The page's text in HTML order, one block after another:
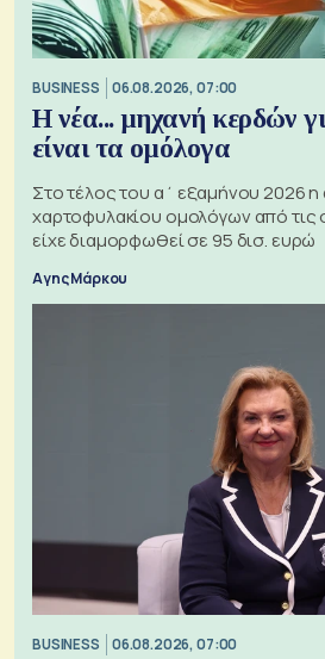
BUSINESS 06.08.2026, 07:00
Η νέα... μηχανή κερδών
είναι τα ομόλογα
Στο τέλος του α΄ εξαμήνου 2026 η
χαρτοφυλακίου ομολόγων από τις
είχε διαμορφωθεί σε 95 δισ. ευρώ
Αγης Μάρκου
BUSINESS 06.08.2026, 07:00